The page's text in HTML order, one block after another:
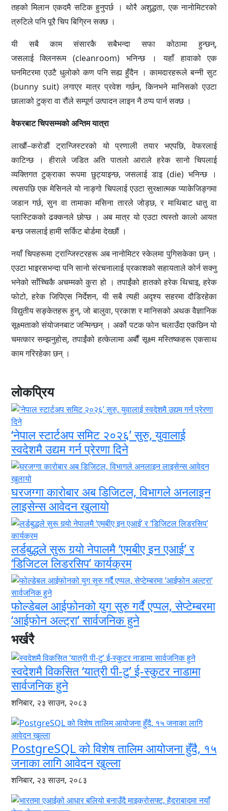
तहको मिलान एकदमै सटिक हुनुपर्छ । थोरै अशुद्धता, एक नानोमिटरको
त्रुटिले पनि पूरै चिप बिग्रिन सक्छ ।
यी सबै काम संसारकै सबैभन्दा सफा कोठामा हुन्छन्,
जसलाई क्लिनरूम (cleanroom) भनिन्छ । यहाँ हावाको एक
घनमिटरमा एउटै धुलोको कण पनि सह्य हुँदैन । कामदारहरूले बन्नी सुट
(bunny suit) लगाएर मात्र प्रवेश गर्छन्, किनभने मानिसको एउटा
छालाको टुक्रा वा रौंले सम्पूर्ण उत्पादन लाइन नै ठप्प पार्न सक्छ ।
वेफरबाट चिपसम्मको अन्तिम यात्रा
लाखौं–करोडौं ट्रान्जिस्टरको यो प्रणाली तयार भएपछि, वेफरलाई
काटिन्छ । हीराले जडित अति पातलो आराले हरेक सानो चिपलाई
व्यक्तिगत टुक्राका रूपमा छुट्याइन्छ, जसलाई डाइ (die) भनिन्छ ।
त्यसपछि एक मेसिनले यो नाङ्गो चिपलाई एउटा सुरक्षात्मक प्याकेजिङ्गमा
जडान गर्छ, सुन वा तामाका मसिना तारले जोड्छ, र माथिबाट धातु वा
प्लास्टिकको ढक्कनले छोप्छ । अब मात्र यो एउटा त्यस्तो कालो आयत
बन्छ जसलाई हामी सर्किट बोर्डमा देख्छौं ।
नयाँ चिपहरूमा ट्रान्जिस्टरहरू अब नानोमिटर स्केलमा पुगिसकेका छन् ।
एउटा भाइरसभन्दा पनि सानो संरचनालाई प्रकाशको सहायताले कोर्न सक्नु
भनेको साँच्चिकै अचम्मको कुरा हो । तपाईंको हातको हरेक थिचाइ, हरेक
फोटो, हरेक जिपिएस निर्देशन, यी सबै त्यही अदृश्य सहरमा दौडिरहेका
विद्युतीय सङ्केतहरू हुन्, जो बालुवा, प्रकाश र मानिसको अथक वैज्ञानिक
सूक्ष्मताको संयोजनबाट जन्मिन्छन् । अर्को पटक फोन चलाउँदा एकछिन यो
चमत्कार सम्झनुहोस्, तपाईंको हत्केलामा अर्बौं सूक्ष्म मस्तिष्कहरू एकसाथ
काम गरिरहेका छन् ।
लोकप्रिय
‘नेपाल स्टार्टअप समिट २०२६’ सुरु, युवालाई
स्वदेशमै उद्यम गर्न प्रेरणा दिने
घरजग्गा कारोबार अब डिजिटल, विभागले अनलाइन
लाइसेन्स आवेदन खुलायो
लर्डबुद्धले सुरू गर्‍यो नेपालमै ‘एमबीए इन एआई’ र
‘डिजिटल लिडरसिप’ कार्यक्रम
फोल्डेबल आईफोनको युग सुरु गर्दै एप्पल, सेप्टेम्बरमा
‘आईफोन अल्ट्रा’ सार्वजनिक हुने
भर्खरै
स्वदेशमै विकसित ‘यात्री पी-टु’ ई-स्कुटर नाडामा
सार्वजनिक हुने
शनिबार, २३ साउन, २०८३
PostgreSQL को विशेष तालिम आयोजना हुँदै, १५
जनाका लागि आवेदन खुल्ला
शनिबार, २३ साउन, २०८३